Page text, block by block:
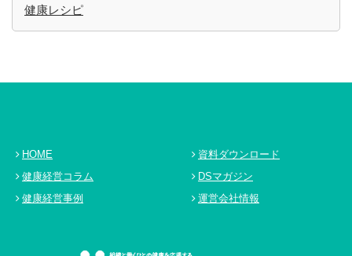
健康レシピ
HOME
健康経営コラム
健康経営事例
資料ダウンロード
DSマガジン
運営会社情報